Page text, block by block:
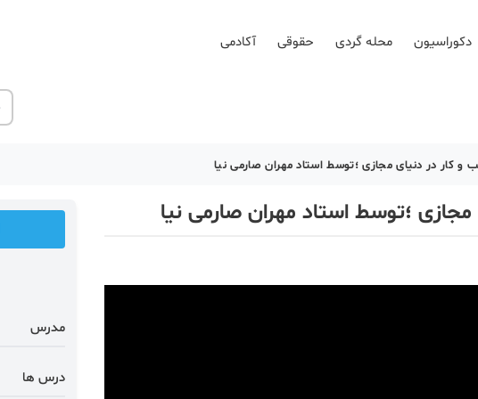
دکوراسیون محله گردی حقوقی آکادمی
و کار در دنیای مجازی ؛توسط استاد مهران صارمی نیا
؛توسط استاد مهران صارمی نیا
مدرس
درس ها